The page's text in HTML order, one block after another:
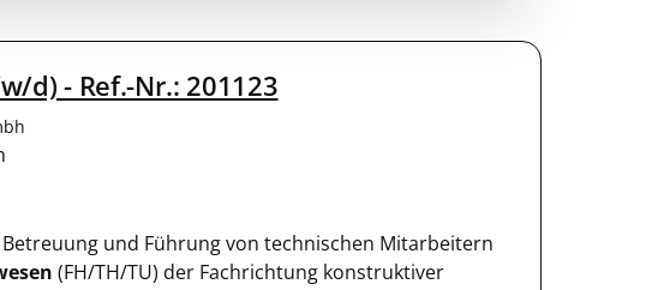
d) - Ref.-Nr.: 201123
und Führung von technischen Mitarbeitern
(FH/TH/TU) der Fachrichtung konstruktiver